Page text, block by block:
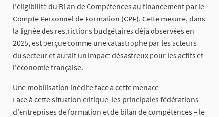
l'éligibilité du Bilan de Compétences au financement par le
Compte Personnel de Formation (CPF). Cette mesure, dans
la lignée des restrictions budgétaires déjà observées en
2025, est perçue comme une catastrophe par les acteurs
du secteur et aurait un impact désastreux pour les actifs et
l'économie française.
Une mobilisation inédite face à cette menace
Face à cette situation critique, les principales fédérations
d'entreprises de formation et de bilan de compétences – le